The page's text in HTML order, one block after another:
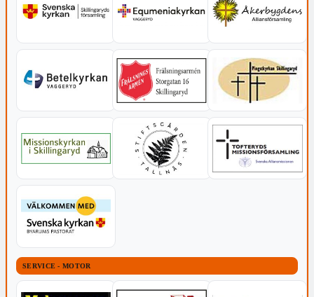
SERVICE - MOTOR